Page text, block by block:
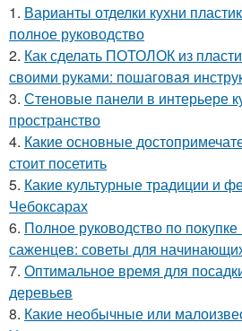
1. Варианты отделки кухни
полное руководство
2. Как сделать ПОТОЛОК из
своими руками: пошаговая
3. Стеновые панели в интерьере
пространство
4. Какие основные
стоит посетить
5. Какие культурные традиции и
Чебоксарах
6. Полное руководство по
саженцев: советы для
7. Оптимальное время для
деревьев
8. Какие необычные или